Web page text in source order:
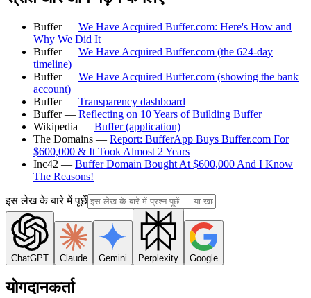
Buffer — We Have Acquired Buffer.com: Here's How and
Why We Did It
Buffer — We Have Acquired Buffer.com (the 624-day
timeline)
Buffer — We Have Acquired Buffer.com (showing the bank
account)
Buffer — Transparency dashboard
Buffer — Reflecting on 10 Years of Building Buffer
Wikipedia — Buffer (application)
The Domains — Report: BufferApp Buys Buffer.com For
$600,000 & It Took Almost 2 Years
Inc42 — Buffer Domain Bought At $600,000 And I Know
The Reasons!
इस लेख के बारे में पूछें
ChatGPT Claude Gemini Perplexity Google
योगदानकर्ता